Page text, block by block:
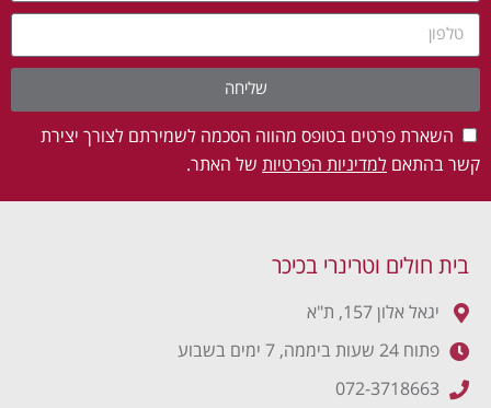
השארת פרטים בטופס מהווה הסכמה לשמירתם לצורך יצירת
קשר בהתאם למדיניות הפרטיות של האתר.
שליחה
בית חולים וטרינרי בכיכר
יגאל אלון 157, ת"א
פתוח 24 שעות ביממה, 7 ימים בשבוע
072-3718663